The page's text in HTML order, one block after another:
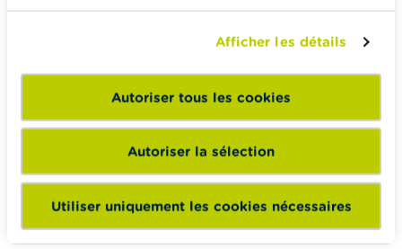
Afficher les détails
Autoriser tous les cookies
Autoriser la sélection
Utiliser uniquement les cookies nécessaires
Wikifin School met gratuitement à disposition des
enseignants du matériel pédagogique varié et des
formations pour les aider à faire de l’éducation financière et
à la consommation responsable en classe.